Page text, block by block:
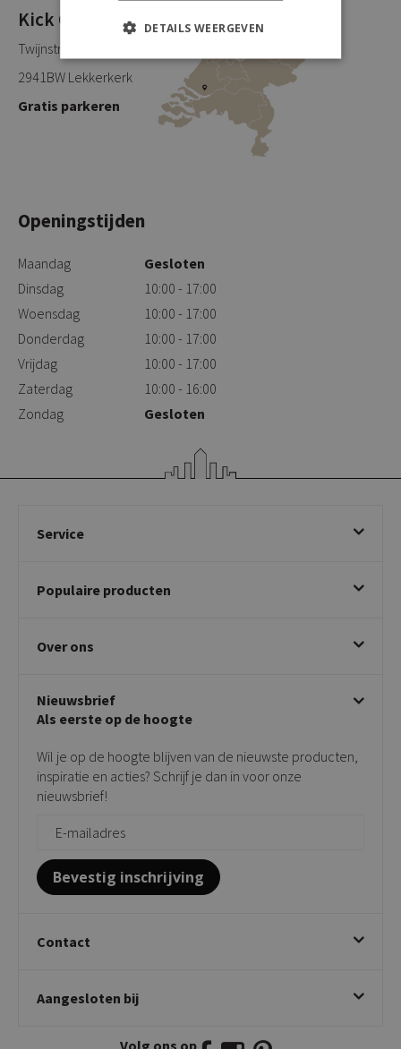
Kick Collection
Twijnstraweg 2
2941BW Lekkerkerk
Gratis parkeren
Openingstijden
Maandag
Gesloten
Dinsdag
10:00 - 17:00
Woensdag
10:00 - 17:00
Donderdag
10:00 - 17:00
Vrijdag
10:00 - 17:00
Zaterdag
10:00 - 16:00
Zondag
Gesloten
Service
Betalen & annuleren
Klachtafhandeling
Privacy policy
Populaire producten
Draaibare eetkamerstoelen
Taupe stoelen
Tuinstoelen
Bijzettafels
Over ons
Showroom
Contact
Onderhoudsproducten
Vloerbescherming
Giftcards
Nieuwsbrief
Als eerste op de hoogte
Wil je op de hoogte blijven van de nieuwste producten,
inspiratie en acties? Schrijf je dan in voor onze
nieuwsbrief!
Bevestig inschrijving
Contact
Twijnstraweg 2
Aangesloten bij
Volg ons op
DETAILS WEERGEVEN